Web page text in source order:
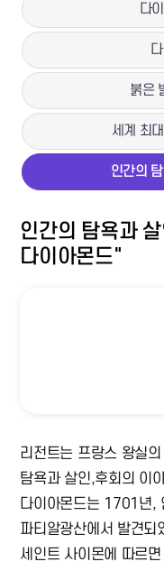
다
붉은
세계 최
인간의
인간의 탐욕과
다이아몬드"
리전트는 프랑스 왕실
탐욕과 살인,후회의 이
다이아몬드는 1701년,
파티알광산에서 발견되
세인트 사이몬에 따르